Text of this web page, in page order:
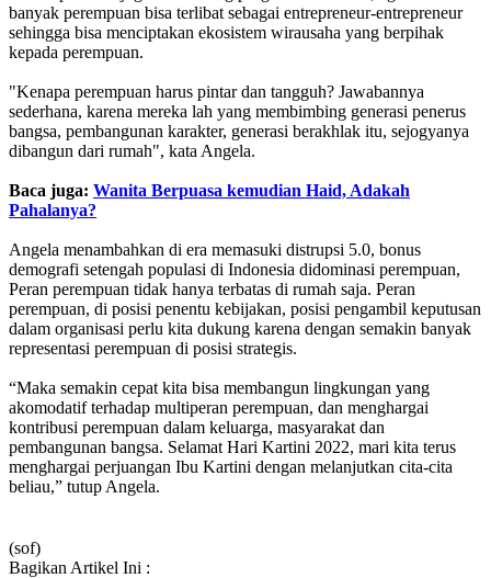
banyak perempuan bisa terlibat sebagai entrepreneur-entrepreneur
sehingga bisa menciptakan ekosistem wirausaha yang berpihak
kepada perempuan.
"Kenapa perempuan harus pintar dan tangguh? Jawabannya
sederhana, karena mereka lah yang membimbing generasi penerus
bangsa, pembangunan karakter, generasi berakhlak itu, sejogyanya
dibangun dari rumah", kata Angela.
Baca juga: Wanita Berpuasa kemudian Haid, Adakah
Pahalanya?
Angela menambahkan di era memasuki distrupsi 5.0, bonus
demografi setengah populasi di Indonesia didominasi perempuan,
Peran perempuan tidak hanya terbatas di rumah saja. Peran
perempuan, di posisi penentu kebijakan, posisi pengambil keputusan
dalam organisasi perlu kita dukung karena dengan semakin banyak
representasi perempuan di posisi strategis.
“Maka semakin cepat kita bisa membangun lingkungan yang
akomodatif terhadap multiperan perempuan, dan menghargai
kontribusi perempuan dalam keluarga, masyarakat dan
pembangunan bangsa. Selamat Hari Kartini 2022, mari kita terus
menghargai perjuangan Ibu Kartini dengan melanjutkan cita-cita
beliau,” tutup Angela.
(sof)
Bagikan Artikel Ini :